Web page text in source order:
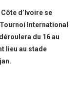
d’Ivoire se
International
du 16 au
lieu au stade